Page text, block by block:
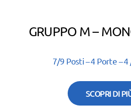
GRUPPO M –
7/9 Posti – 4 Porte –
SCOPRI DI